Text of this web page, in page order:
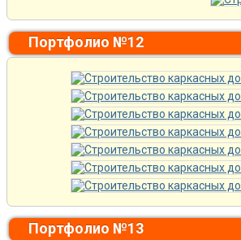
Портфолио №12
Портфолио №13